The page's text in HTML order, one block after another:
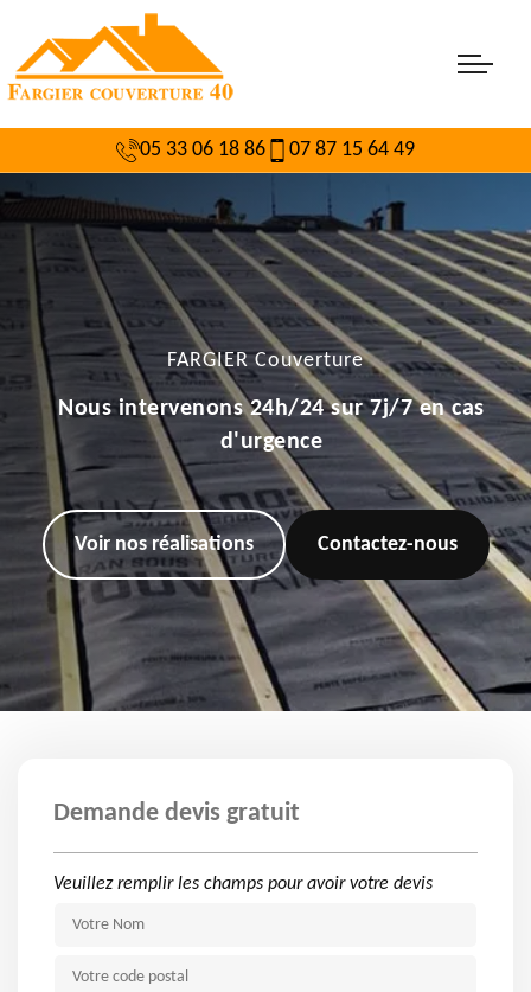
05 33 06 18 86 07 87 15 64 49
FARGIER Couverture
Nous intervenons 24h/24 sur 7j/7 en cas
d'urgence
Voir nos réalisations Contactez-nous
Demande devis gratuit
Veuillez remplir les champs pour avoir votre devis